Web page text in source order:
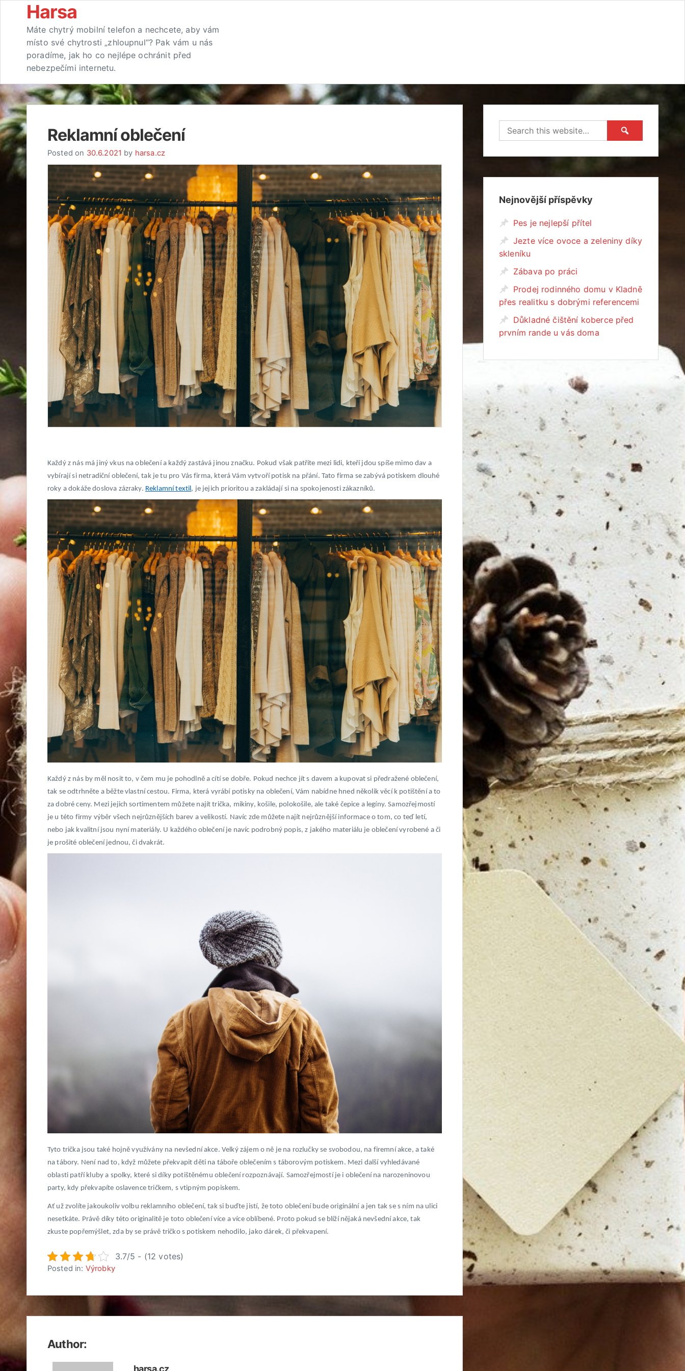
content
Harsa
Máte chytrý mobilní telefon a nechcete, aby vám
místo své chytrosti „zhloupnul“? Pak vám u nás
poradíme, jak ho co nejlépe ochránit před
nebezpečími internetu.
Reklamní oblečení
Posted on 30.6.2021 by harsa.cz
Každý z nás má jiný vkus na oblečení a každý zastává jinou značku. Pokud však patříte mezi lidi, kteří jdou spíše mimo dav a
vybírají si netradiční oblečení, tak je tu pro Vás firma, která Vám vytvoří potisk na přání. Tato firma se zabývá potiskem dlouhé
roky a dokáže doslova zázraky. Reklamní textil , je jejich prioritou a zakládají si na spokojenosti zákazníků.
Každý z nás by měl nosit to, v čem mu je pohodlně a cítí se dobře. Pokud nechce jít s davem a kupovat si předražené oblečení,
tak se odtrhněte a běžte vlastní cestou. Firma, která vyrábí potisky na oblečení, Vám nabídne hned několik věcí k potištění a to
za dobré ceny. Mezi jejich sortimentem můžete najít trička, mikiny, košile, polokošile, ale také čepice a legíny. Samozřejmostí
je u této firmy výběr všech nejrůznějších barev a velikostí. Navíc zde můžete najít nejrůznější informace o tom, co teď letí,
nebo jak kvalitní jsou nyní materiály. U každého oblečení je navíc podrobný popis, z jakého materiálu je oblečení vyrobené a či
je prošité oblečení jednou, či dvakrát.
Tyto trička jsou také hojně využívány na nevšední akce. Velký zájem o ně je na rozlučky se svobodou, na firemní akce, a také
na tábory. Není nad to, když můžete překvapit děti na táboře oblečením s táborovým potiskem. Mezi další vyhledávané
oblasti patří kluby a spolky, které si díky potištěnému oblečení rozpoznávají. Samozřejmostí je i oblečení na narozeninovou
party, kdy překvapíte oslavence tričkem, s vtipným popiskem.
Ať už zvolíte jakoukoliv volbu reklamního oblečení, tak si buďte jistí, že toto oblečení bude originální a jen tak se s ním na ulici
nesetkáte. Právě díky této originalitě je toto oblečení více a více oblíbené. Proto pokud se blíží nějaká nevšední akce, tak
zkuste popřemýšlet, zda by se právě tričko s potiskem nehodilo, jako dárek, či překvapení.
3.7/5 - (12 votes)
Posted in: Výrobky
Author:
harsa.cz
Nejnovější příspěvky
Pes je nejlepší přítel
Jezte více ovoce a zeleniny díky
skleníku
Zábava po práci
Prodej rodinného domu v Kladně
přes realitku s dobrými referencemi
Důkladné čištění koberce před
prvním rande u vás doma